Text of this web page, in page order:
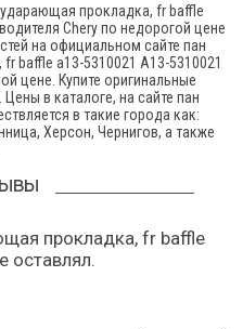
прокладка, fr baffle
Chery по недорогой цене
на официальном сайте пан
baffle а13-5310021 A13-5310021
цене. Купите оригинальные
в каталоге, на сайте пан
в такие города как:
Херсон, Чернигов, а также
прокладка, fr baffle
оставлял.